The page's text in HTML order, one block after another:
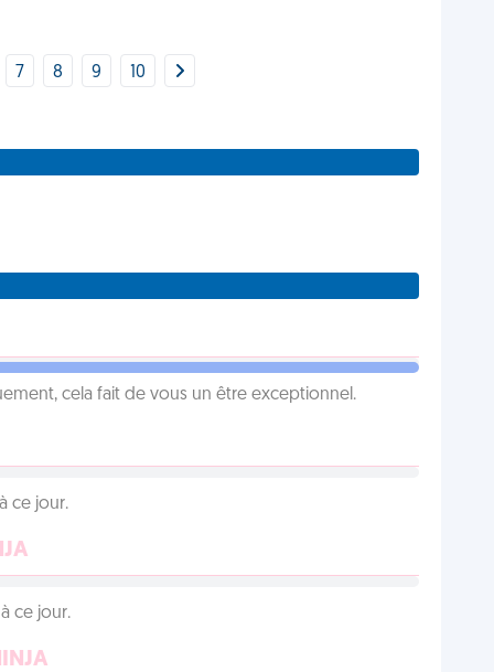
7 8 9 10
cela fait de vous un être exceptionnel.
ce jour.
ce jour.